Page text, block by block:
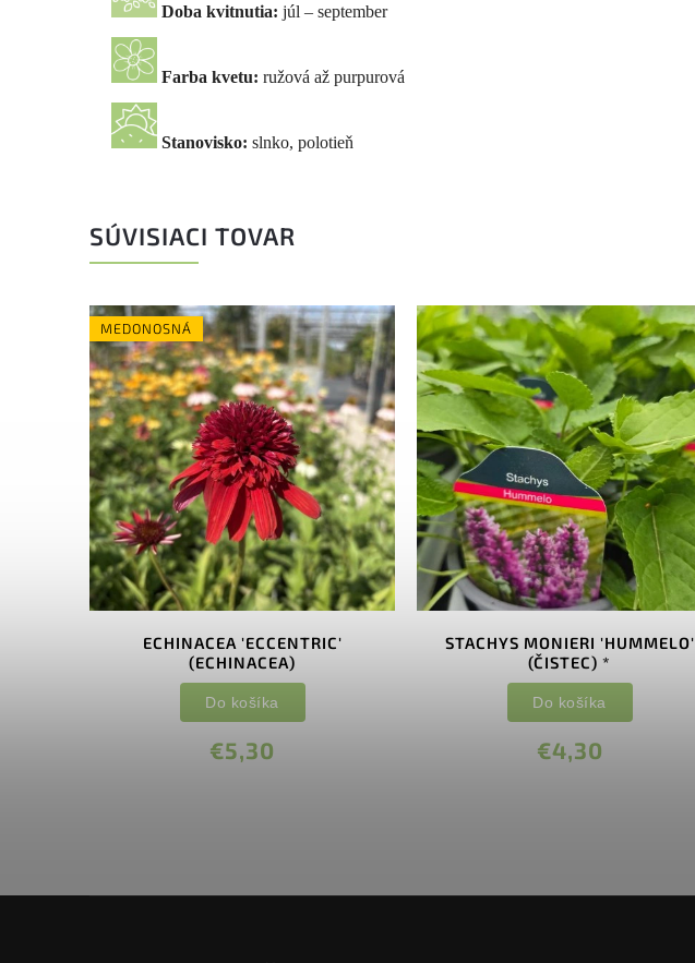
Doba kvitnutia: júl – september
Farba kvetu: ružová až purpurová
Stanovisko: slnko, polotieň
SÚVISIACI TOVAR
MEDONOSNÁ
ECHINACEA 'ECCENTRIC'
(ECHINACEA)
€5,30
Do košíka
STACHYS MONIERI 'HUMMELO'
(ČISTEC) *
€4,30
Do košíka